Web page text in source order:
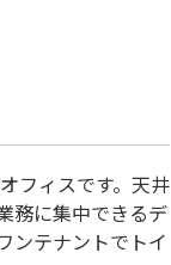
フィスです。天井
務に集中できるデ
ンテナントでトイ